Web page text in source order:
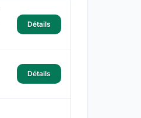
Détails
Détails